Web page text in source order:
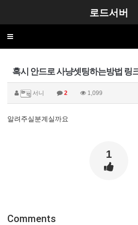
로드서버
Toggle
혹시 안드로 사냥셋팅하는방법 링
서니 2 1,099
알려주실분계실까요
1
Comments